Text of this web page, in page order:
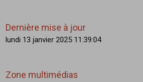
Dernière mise à jour
lundi 13 janvier 2025 11:39:04
Zone multimédias